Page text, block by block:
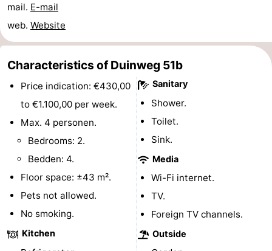
centres
centers
Villages
&
Cities
Nature
Guided
tours
Sports
-
Swimming
pools
Cycling
-
Hiking
Horse
-
mail. E-mail
web. Website
Characteristics of Duinweg 51b
Price indication: €430,00
to €1.100,00 per week.
Max. 4 personen.
Bedrooms: 2.
Bedden: 4.
Floor space: ±43 m².
Pets not allowed.
No smoking.
Kitchen
Sanitary
Shower.
Toilet.
Sink.
Media
Wi-Fi internet.
TV.
Foreign TV channels.
Outside